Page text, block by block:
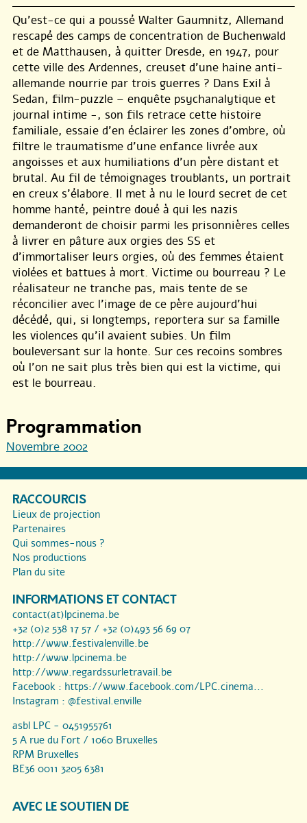
Qu’est-ce qui a poussé Walter Gaumnitz, Allemand
rescapé des camps de concentration de Buchenwald
et de Matthausen, à quitter Dresde, en 1947, pour
cette ville des Ardennes, creuset d’une haine anti-
allemande nourrie par trois guerres ? Dans Exil à
Sedan, film-puzzle – enquête psychanalytique et
journal intime -, son fils retrace cette histoire
familiale, essaie d’en éclairer les zones d’ombre, où
filtre le traumatisme d’une enfance livrée aux
angoisses et aux humiliations d’un père distant et
brutal. Au fil de témoignages troublants, un portrait
en creux s’élabore. Il met à nu le lourd secret de cet
homme hanté, peintre doué à qui les nazis
demanderont de choisir parmi les prisonnières celles
à livrer en pâture aux orgies des SS et
d’immortaliser leurs orgies, où des femmes étaient
violées et battues à mort. Victime ou bourreau ? Le
réalisateur ne tranche pas, mais tente de se
réconcilier avec l’image de ce père aujourd’hui
décédé, qui, si longtemps, reportera sur sa famille
les violences qu’il avaient subies. Un film
bouleversant sur la honte. Sur ces recoins sombres
où l’on ne sait plus très bien qui est la victime, qui
est le bourreau.
Programmation
Novembre 2002
RACCOURCIS
Lieux de projection
Partenaires
Qui sommes-nous ?
Nos productions
Plan du site
INFORMATIONS ET CONTACT
contact(at)lpcinema.be
+32 (0)2 538 17 57 / +32 (0)493 56 69 07
http://www.festivalenville.be
http://www.lpcinema.be
http://www.regardssurletravail.be
Facebook : https://www.facebook.com/LPC.cinema...
Instagram : @festival.enville
asbl LPC - 0451955761
5 A rue du Fort / 1060 Bruxelles
RPM Bruxelles
BE36 0011 3205 6381
AVEC LE SOUTIEN DE